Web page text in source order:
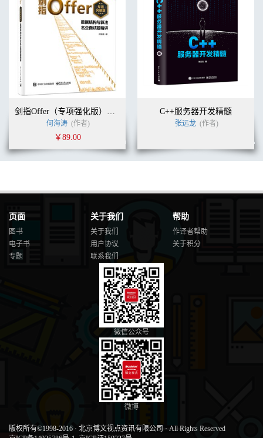
何海涛 (作者)
￥89.00
C++服务器开发精髓
张远龙 (作者)
页面
图书
电子书
专题
关于我们
关于我们
用户协议
联系我们
帮助
作译者帮助
关于积分
微信公众号
微博
版权所有©1998-2016 · 北京博文视点资讯有限公司 · All Rights Reserved